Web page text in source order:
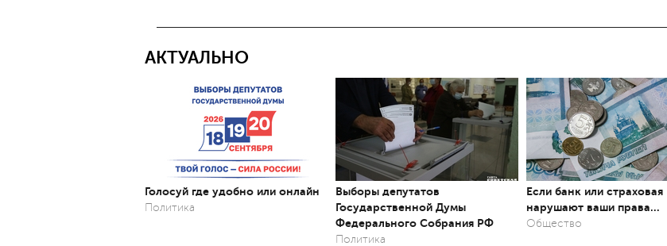
АКТУАЛЬНО
Голосуй где удобно или онлайн
Политика
Выборы депутатов
Государственной Думы
Федерального Собрания РФ
Политика
Если банк или страховая
нарушают ваши права…
Общество